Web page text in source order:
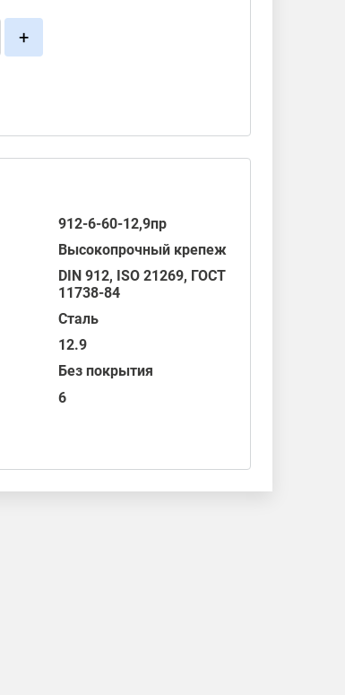
+
912-6-60-12,9пр
Высокопрочный крепеж
DIN 912, ISO 21269, ГОСТ
11738-84
Сталь
12.9
Без покрытия
6